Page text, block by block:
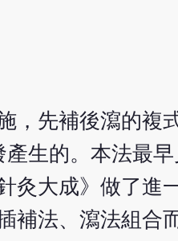
，先補後瀉的複
產生的。本法最
灸大成》做了進
補法、瀉法組合